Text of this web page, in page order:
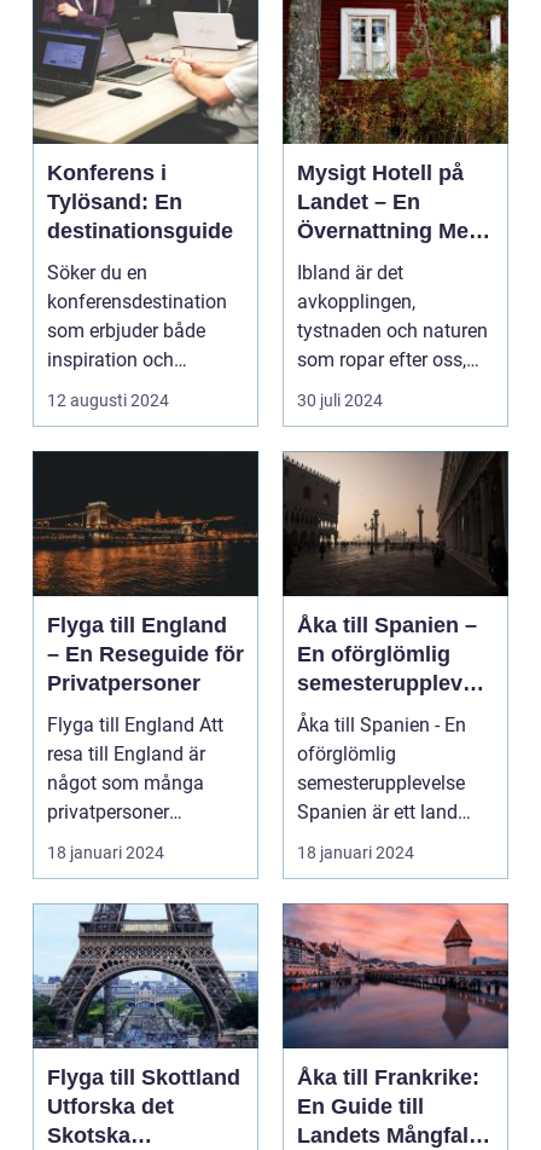
Konferens i
Tylösand: En
destinationsguide
Söker du en
konferensdestination
som erbjuder både
inspiration och
avkoppling? Tylös...
12 augusti 2024
Mysigt Hotell på
Landet – En
Övernattning Med
Charm
Ibland är det
avkopplingen,
tystnaden och naturen
som ropar efter oss,
och svaret är ofta ...
30 juli 2024
Flyga till England
– En Reseguide för
Privatpersoner
Flyga till England Att
resa till England är
något som många
privatpersoner
drömmer om. Landet
har e...
18 januari 2024
Åka till Spanien –
En oförglömlig
semesterupplevels
e
Åka till Spanien - En
oförglömlig
semesterupplevelse
Spanien är ett land
som lockar miljontals
männ...
18 januari 2024
Flyga till Skottland
Utforska det
Skotska
Åka till Frankrike:
En Guide till
Landets Mångfald